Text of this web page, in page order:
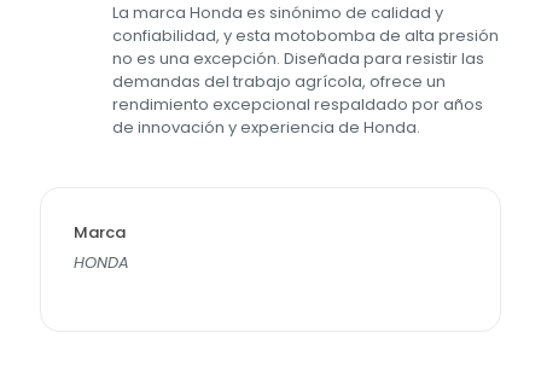
La marca Honda es sinónimo de calidad y
confiabilidad, y esta motobomba de alta presión
no es una excepción. Diseñada para resistir las
demandas del trabajo agrícola, ofrece un
rendimiento excepcional respaldado por años
de innovación y experiencia de Honda.
Marca
HONDA